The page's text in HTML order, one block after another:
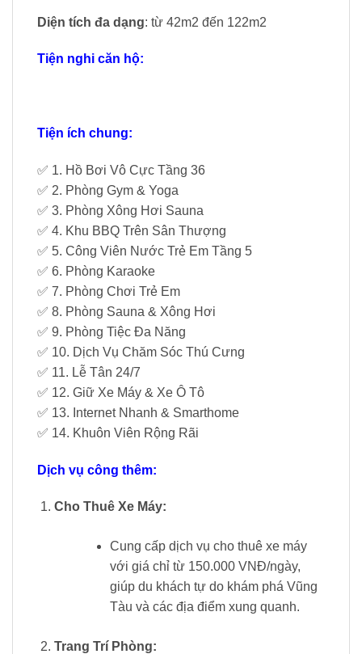
Diện tích đa dạng: từ 42m2 đến 122m2
Tiện nghi căn hộ:
Tiện ích chung:
✅ 1. Hồ Bơi Vô Cực Tầng 36
✅ 2. Phòng Gym & Yoga
✅ 3. Phòng Xông Hơi Sauna
✅ 4. Khu BBQ Trên Sân Thượng
✅ 5. Công Viên Nước Trẻ Em Tầng 5
✅ 6. Phòng Karaoke
✅ 7. Phòng Chơi Trẻ Em
✅ 8. Phòng Sauna & Xông Hơi
✅ 9. Phòng Tiệc Đa Năng
✅ 10. Dịch Vụ Chăm Sóc Thú Cưng
✅ 11. Lễ Tân 24/7
✅ 12. Giữ Xe Máy & Xe Ô Tô
✅ 13. Internet Nhanh & Smarthome
✅ 14. Khuôn Viên Rộng Rãi
Dịch vụ công thêm:
Cho Thuê Xe Máy:
Cung cấp dịch vụ cho thuê xe máy
với giá chỉ từ 150.000 VNĐ/ngày,
giúp du khách tự do khám phá Vũng
Tàu và các địa điểm xung quanh.
Trang Trí Phòng: